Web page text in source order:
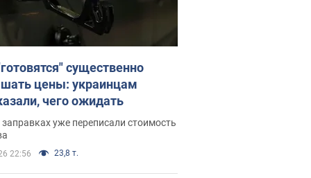
существенно
цены: украинцам
чего ожидать
уже переписали стоимость
22:56 23,8 т.